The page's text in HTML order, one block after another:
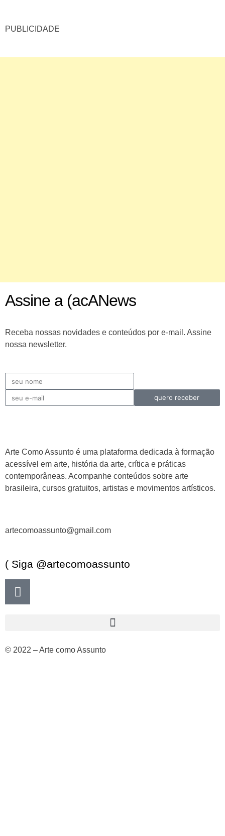
PUBLICIDADE
Assine a (acANews
Receba nossas novidades e conteúdos por e-mail. Assine
nossa newsletter.
quero receber
Arte Como Assunto é uma plataforma dedicada à formação
acessível em arte, história da arte, crítica e práticas
contemporâneas. Acompanhe conteúdos sobre arte
brasileira, cursos gratuitos, artistas e movimentos artísticos.
artecomoassunto@gmail.com
( Siga @artecomoassunto
© 2022 – Arte como Assunto